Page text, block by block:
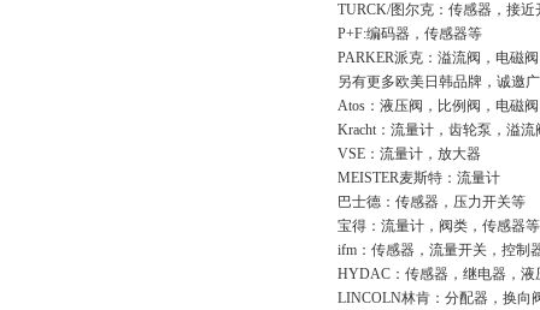
TURCK/图尔克：传感器，接近
P+F:编码器，传感器等
PARKER派克：溢流阀，电磁
另有更多欧美日韩品牌，诚邀
Atos：液压阀，比例阀，电磁
Kracht：流量计，齿轮泵，溢流
VSE：流量计，放大器
MEISTER麦斯特：流量计
巴士德：传感器，压力开关等
宝得：流量计，阀类，传感器等
ifm：传感器，流量开关，控制
HYDAC：传感器，继电器，液
LINCOLN林肯：分配器，换向